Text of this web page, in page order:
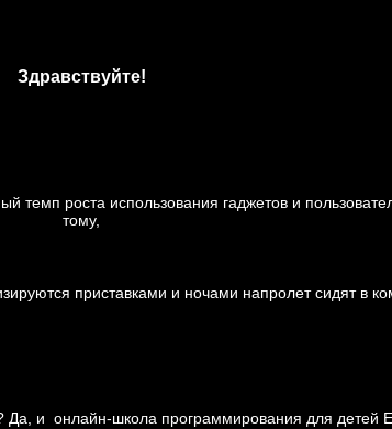
Здравствуйте!
роста использования гаджетов и
тому,
приставками и ночами напролет сидят в
Да, и онлайн-школа программирования для детей